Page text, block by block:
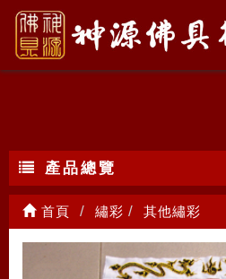
其他繡彩
產品總覽
首頁 繡彩 其他繡彩